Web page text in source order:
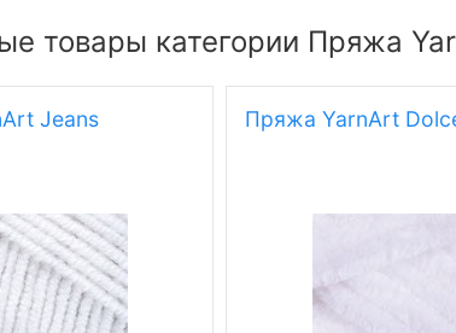
товары категории Пряжа
Jeans Пряжа YarnArt